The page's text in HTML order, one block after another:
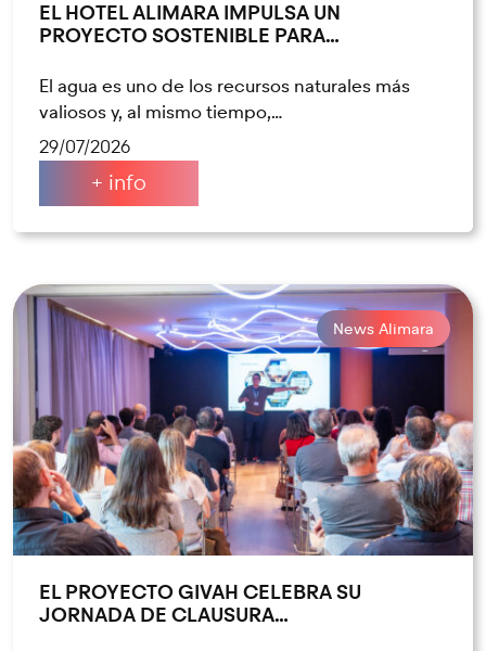
EL HOTEL ALIMARA IMPULSA UN
PROYECTO SOSTENIBLE PARA…
El agua es uno de los recursos naturales más
valiosos y, al mismo tiempo,…
29/07/2026
+ info
News Alimara
EL PROYECTO GIVAH CELEBRA SU
JORNADA DE CLAUSURA…